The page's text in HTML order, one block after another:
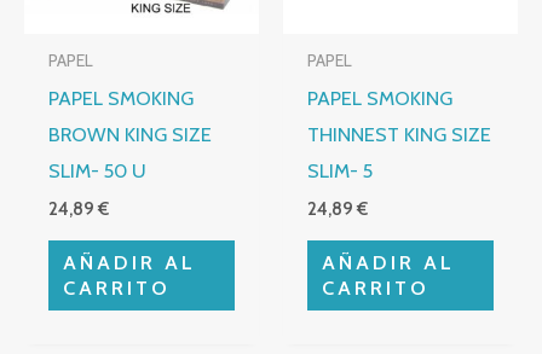
PAPEL
PAPEL SMOKING
BROWN KING SIZE
SLIM- 50 U
24,89€
AÑADIR AL
CARRITO
PAPEL
PAPEL SMOKING
THINNEST KING SIZE
SLIM- 5
24,89€
AÑADIR AL
CARRITO